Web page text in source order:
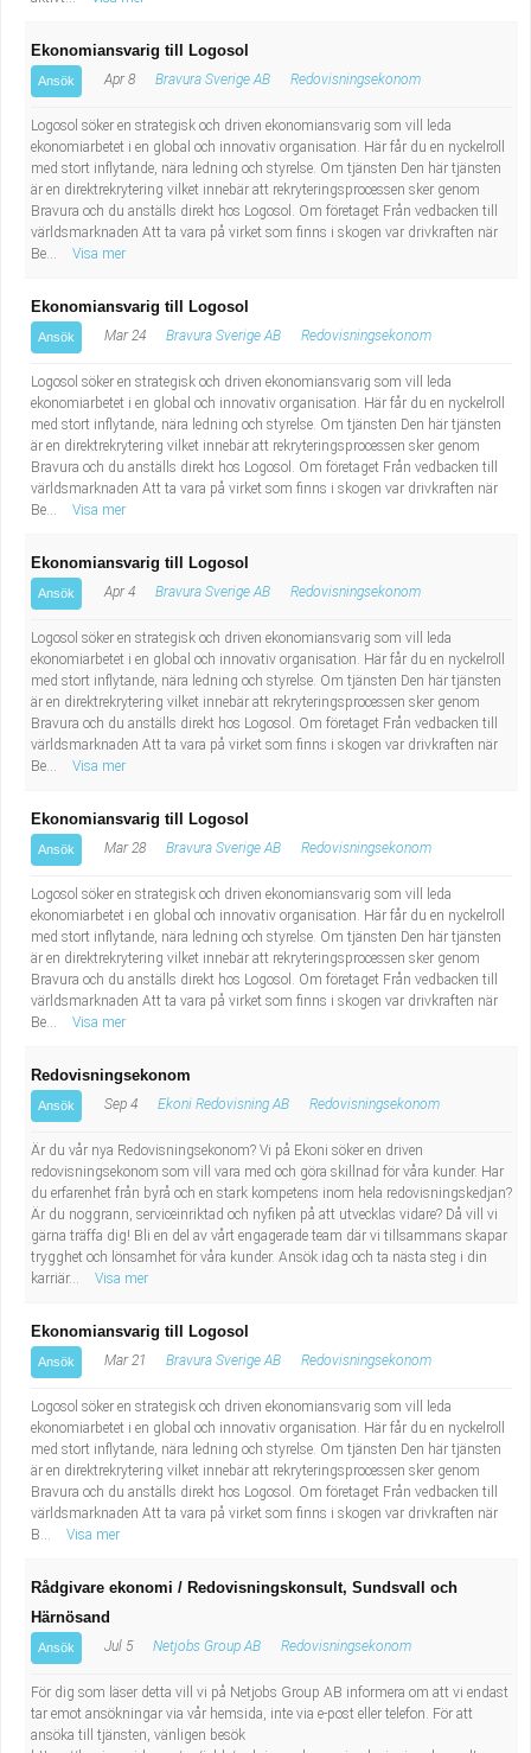
Administrativ assistent
Lärare i gymnasiet
Ekonomiansvarig till Logosol
Ansök Apr 8 Bravura Sverige AB Redovisningsekonom
Logosol söker en strategisk och driven ekonomiansvarig som vill leda
ekonomiarbetet i en global och innovativ organisation. Här får du en nyckelroll
med stort inflytande, nära ledning och styrelse. Om tjänsten Den här tjänsten
är en direktrekrytering vilket innebär att rekryteringsprocessen sker genom
Bravura och du anställs direkt hos Logosol. Om företaget Från vedbacken till
världsmarknaden Att ta vara på virket som finns i skogen var drivkraften när
Be...
Visa mer
Ekonomiansvarig till Logosol
Ansök Mar 24 Bravura Sverige AB Redovisningsekonom
Logosol söker en strategisk och driven ekonomiansvarig som vill leda
ekonomiarbetet i en global och innovativ organisation. Här får du en nyckelroll
med stort inflytande, nära ledning och styrelse. Om tjänsten Den här tjänsten
är en direktrekrytering vilket innebär att rekryteringsprocessen sker genom
Bravura och du anställs direkt hos Logosol. Om företaget Från vedbacken till
världsmarknaden Att ta vara på virket som finns i skogen var drivkraften när
Be...
Visa mer
Ekonomiansvarig till Logosol
Ansök Apr 4 Bravura Sverige AB Redovisningsekonom
Logosol söker en strategisk och driven ekonomiansvarig som vill leda
ekonomiarbetet i en global och innovativ organisation. Här får du en nyckelroll
med stort inflytande, nära ledning och styrelse. Om tjänsten Den här tjänsten
är en direktrekrytering vilket innebär att rekryteringsprocessen sker genom
Bravura och du anställs direkt hos Logosol. Om företaget Från vedbacken till
världsmarknaden Att ta vara på virket som finns i skogen var drivkraften när
Be...
Visa mer
Ekonomiansvarig till Logosol
Ansök Mar 28 Bravura Sverige AB Redovisningsekonom
Logosol söker en strategisk och driven ekonomiansvarig som vill leda
ekonomiarbetet i en global och innovativ organisation. Här får du en nyckelroll
med stort inflytande, nära ledning och styrelse. Om tjänsten Den här tjänsten
är en direktrekrytering vilket innebär att rekryteringsprocessen sker genom
Bravura och du anställs direkt hos Logosol. Om företaget Från vedbacken till
världsmarknaden Att ta vara på virket som finns i skogen var drivkraften när
Be...
Visa mer
Redovisningsekonom
Ansök Sep 4 Ekoni Redovisning AB Redovisningsekonom
Är du vår nya Redovisningsekonom? Vi på Ekoni söker en driven
redovisningsekonom som vill vara med och göra skillnad för våra kunder. Har
du erfarenhet från byrå och en stark kompetens inom hela redovisningskedjan?
Är du noggrann, serviceinriktad och nyfiken på att utvecklas vidare? Då vill vi
gärna träffa dig! Bli en del av vårt engagerade team där vi tillsammans skapar
trygghet och lönsamhet för våra kunder. Ansök idag och ta nästa steg i din
karriär...
Visa mer
Ekonomiansvarig till Logosol
Ansök Mar 21 Bravura Sverige AB Redovisningsekonom
Logosol söker en strategisk och driven ekonomiansvarig som vill leda
ekonomiarbetet i en global och innovativ organisation. Här får du en nyckelroll
med stort inflytande, nära ledning och styrelse. Om tjänsten Den här tjänsten
är en direktrekrytering vilket innebär att rekryteringsprocessen sker genom
Bravura och du anställs direkt hos Logosol. Om företaget Från vedbacken till
världsmarknaden Att ta vara på virket som finns i skogen var drivkraften när
B...
Visa mer
Rådgivare ekonomi / Redovisningskonsult, Sundsvall och
Härnösand
Ansök Jul 5 Netjobs Group AB Redovisningsekonom
För dig som läser detta vill vi på Netjobs Group AB informera om att vi endast
tar emot ansökningar via vår hemsida, inte via e-post eller telefon. För att
ansöka till tjänsten, vänligen besök